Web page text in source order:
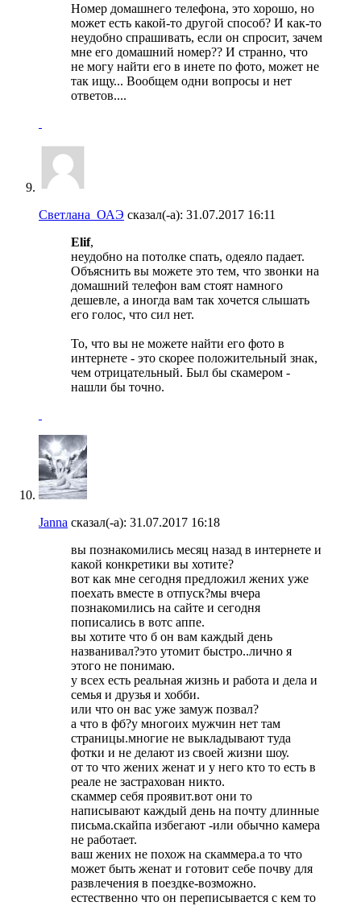
Номер домашнего телефона, это хорошо, но
может есть какой-то другой способ? И как-то
неудобно спрашивать, если он спросит, зачем
мне его домашний номер?? И странно, что
не могу найти его в инете по фото, может не
так ищу... Вообщем одни вопросы и нет
ответов....
Светлана_ОАЭ сказал(-а): 31.07.2017 16:11
Elif,
неудобно на потолке спать, одеяло падает.
Объяснить вы можете это тем, что звонки на
домашний телефон вам стоят намного
дешевле, а иногда вам так хочется слышать
его голос, что сил нет.
То, что вы не можете найти его фото в
интернете - это скорее положительный знак,
чем отрицательный. Был бы скамером -
нашли бы точно.
Janna сказал(-а): 31.07.2017 16:18
вы познакомились месяц назад в интернете и
какой конкретики вы хотите?
вот как мне сегодня предложил жених уже
поехать вместе в отпуск?мы вчера
познакомились на сайте и сегодня
пописались в вотс аппе.
вы хотите что б он вам каждый день
названивал?это утомит быстро..лично я
этого не понимаю.
у всех есть реальная жизнь и работа и дела и
семья и друзья и хобби.
или что он вас уже замуж позвал?
а что в фб?у многоих мужчин нет там
страницы.многие не выкладывают туда
фотки и не делают из своей жизни шоу.
от то что жених женат и у него кто то есть в
реале не застрахован никто.
скаммер себя проявит.вот они то
написывают каждый день на почту длинные
письма.скайпа избегают -или обычно камера
не работает.
ваш жених не похож на скаммера.а то что
может быть женат и готовит себе почву для
развлечения в поездке-возможно.
естественно что он переписывается с кем то